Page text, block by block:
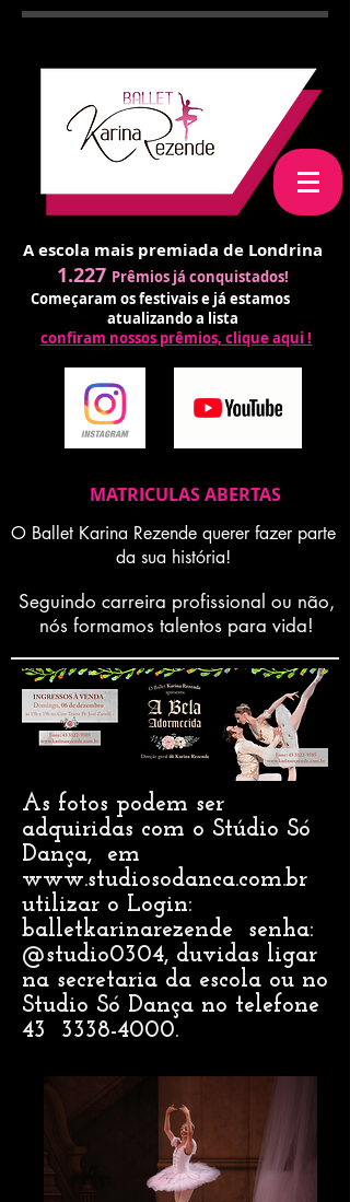
A escola mais premiada de Londrina
1.227 Prêmios já conquistados!
Começaram os festivais e já estamos
atualizando a lista
confiram nossos prêmios, clique aqui !
MATRICULAS ABERTAS
O Ballet Karina Rezende querer fazer parte
da sua história!
Seguindo carreira profissional ou não,
nós formamos talentos para vida!
As fotos podem ser
adquiridas com o Stúdio Só
Dança, em
www.studiosodanca.com.br
utilizar o Login:
balletkarinarezende senha:
@studio0304, duvidas ligar
na secretaria da escola ou no
Studio Só Dança no telefone
43 3338-4000.